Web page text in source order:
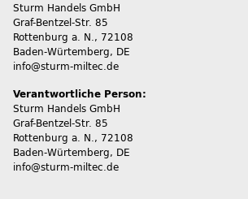
Sturm Handels GmbH
Graf-Bentzel-Str. 85
Rottenburg a. N., 72108
Baden-Würtemberg, DE
info@sturm-miltec.de
Verantwortliche Person:
Sturm Handels GmbH
Graf-Bentzel-Str. 85
Rottenburg a. N., 72108
Baden-Würtemberg, DE
info@sturm-miltec.de